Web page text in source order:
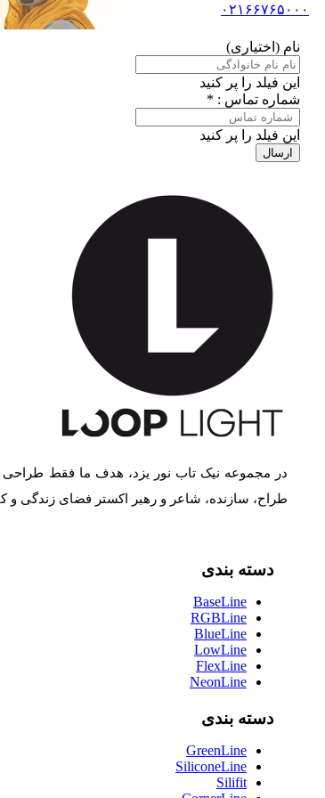
۰۲۱۶۶۷۶۵۰۰۰
نام (اختیاری)
این فیلد را پر کنید
شماره تماس : *
این فیلد را پر کنید
ارسال
در مجموعه نیک تاب نور یزد، هدف ما فقط طراحی
طراح، سازنده، شاعر و رهبر اکستر فضای زندگی
دسته بندی
BaseLine
RGBLine
BlueLine
LowLine
FlexLine
NeonLine
دسته بندی
GreenLine
SiliconeLine
Silifit